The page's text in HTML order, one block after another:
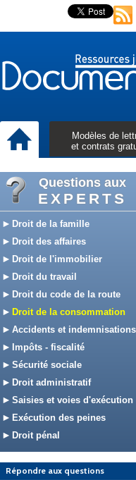
Modèles de
et contrats
Questions aux
EXPERTS
Droit de la famille
Droit des affaires
Droit de l'immobilier
Droit du travail
Droit du code de la route
Droit de la consommation
Accidents et indemnisations
Impôts - fiscalité
Sécurité sociale
Droit administratif
Saisies et voies d'exécution
Exécution des peines
Droit pénal
Répondre aux questions